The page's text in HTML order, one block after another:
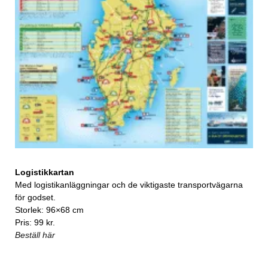
Logistikkartan
Med logistikanläggningar och de viktigaste transportvägarna
för godset.
Storlek: 96×68 cm
Pris: 99 kr.
Beställ här